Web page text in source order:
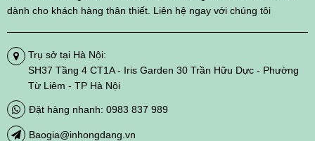
dành cho khách hàng thân thiết. Liên hệ ngay với chúng tôi
Trụ sở tại Hà Nội:
SH37 Tầng 4 CT1A - Iris Garden 30 Trần Hữu Dực - Phường
Từ Liêm - TP Hà Nội
Đặt hàng nhanh: 0983 837 989
Baogia@inhongdang.vn